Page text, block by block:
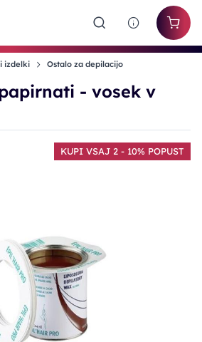
izdelki Ostalo za depilacijo
- vosek v
KUPI VSAJ 2 - 10% POPUST